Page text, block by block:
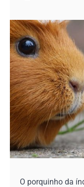
O porquinho da